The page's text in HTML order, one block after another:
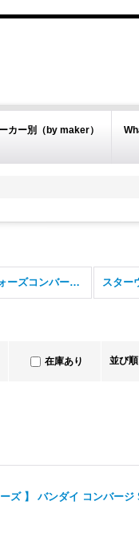
カー別（by maker）
スターウォーズコンバージ１
在庫あり 並び順
ーズ 】 バンダイ コンバー